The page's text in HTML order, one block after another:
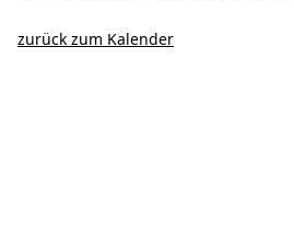
zurück zum Kalender